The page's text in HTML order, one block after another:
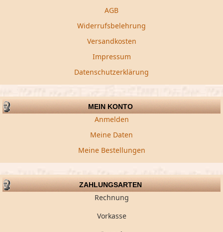
AGB
Widerrufsbelehrung
Versandkosten
Impressum
Datenschutzerklärung
MEIN KONTO
Anmelden
Meine Daten
Meine Bestellungen
ZAHLUNGSARTEN
Rechnung
Vorkasse